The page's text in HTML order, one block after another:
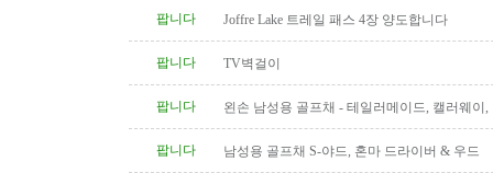
팝니다 Joffre Lake 트레일 패스 4장 양도합니다
팝니다 TV벽걸이
팝니다
왼손 남성용 골프채 - 테일러메이드, 캘러웨이,
팝니다
남성용 골프채 S-야드, 혼마 드라이버 & 우드